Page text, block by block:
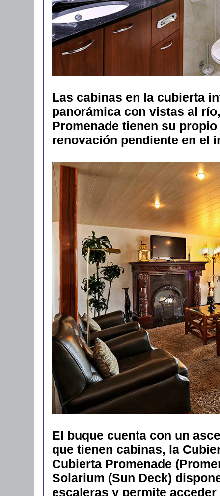
Las cabinas en la cubierta
panorámica con vistas al
Promenade tienen su
renovación pendiente en el
El buque cuenta con un
que tienen cabinas, la
Cubierta Promenade
Solarium (Sun Deck)
escaleras y permite